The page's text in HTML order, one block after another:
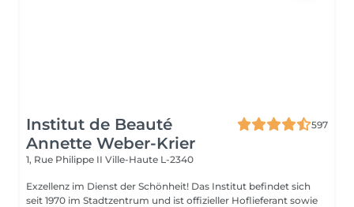
Institut de Beauté
Annette Weber-Krier
597
1, Rue Philippe II Ville-Haute L-2340
Exzellenz im Dienst der Schönheit! Das Institut befindet sich
seit 1970 im Stadtzentrum und ist offizieller Hoflieferant sowie